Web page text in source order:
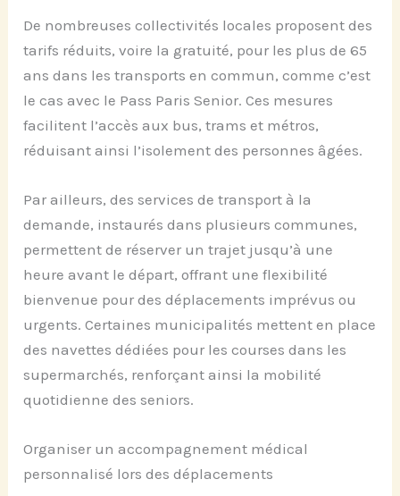
De nombreuses collectivités locales proposent des
tarifs réduits, voire la gratuité, pour les plus de 65
ans dans les transports en commun, comme c’est
le cas avec le Pass Paris Senior. Ces mesures
facilitent l’accès aux bus, trams et métros,
réduisant ainsi l’isolement des personnes âgées.
Par ailleurs, des services de transport à la
demande, instaurés dans plusieurs communes,
permettent de réserver un trajet jusqu’à une
heure avant le départ, offrant une flexibilité
bienvenue pour des déplacements imprévus ou
urgents. Certaines municipalités mettent en place
des navettes dédiées pour les courses dans les
supermarchés, renforçant ainsi la mobilité
quotidienne des seniors.
Organiser un accompagnement médical
personnalisé lors des déplacements